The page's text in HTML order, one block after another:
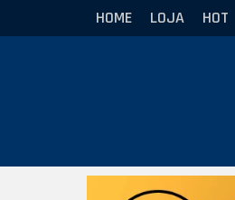
HOME LOJA HOT